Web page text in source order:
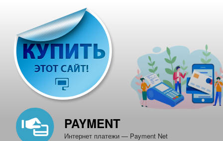
содержимому
PAYMENT
Интернет платежи — Payment Net